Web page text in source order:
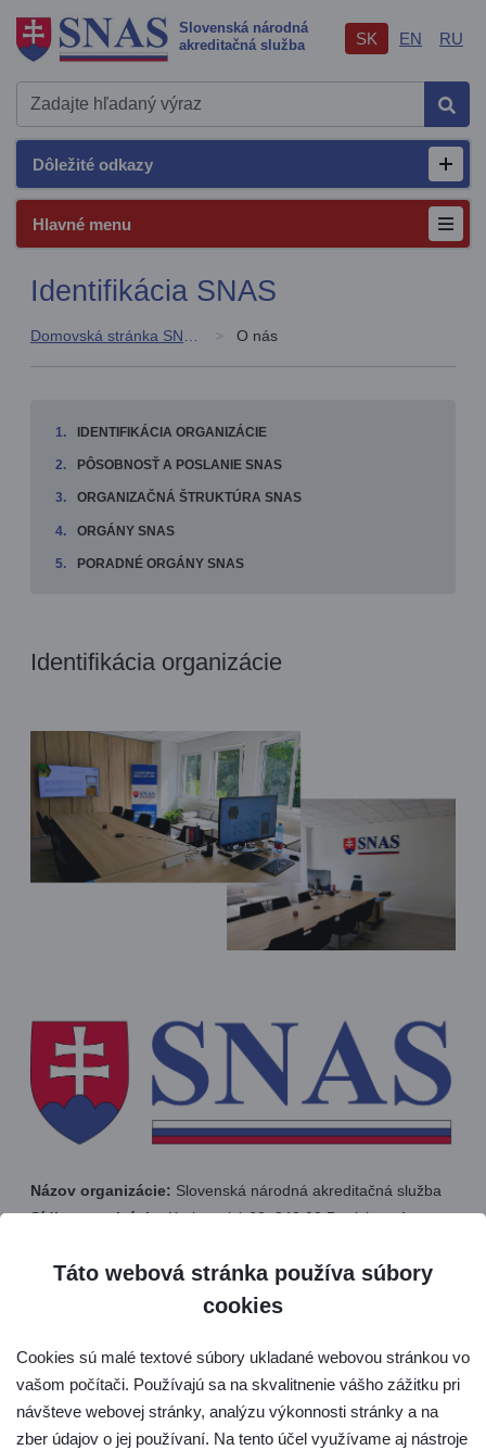
Slovenská národná
akreditačná služba
SK EN RU
Dôležité odkazy
Hlavné menu
Identifikácia SNAS
Domovská stránka SNAS O nás
IDENTIFIKÁCIA ORGANIZÁCIE
PÔSOBNOSŤ A POSLANIE SNAS
ORGANIZAČNÁ ŠTRUKTÚRA SNAS
ORGÁNY SNAS
PORADNÉ ORGÁNY SNAS
Identifikácia organizácie
Názov organizácie: Slovenská národná akreditačná služba
Sídlo organizácie:Karloveská 63, 840 00 Bratislava 4
web: www.snas.sk
Typ organizácie:verejnoprávna inštitúcia
Zriadenie:zriadená zákonom č. 53/2023 Z. z. o akreditácii
Táto webová stránka používa súbory
cookies
Cookies sú malé textové súbory ukladané webovou stránkou vo
vašom počítači. Používajú sa na skvalitnenie vášho zážitku pri
návšteve webovej stránky, analýzu výkonnosti stránky a na
zber údajov o jej používaní. Na tento účel využívame aj nástroje